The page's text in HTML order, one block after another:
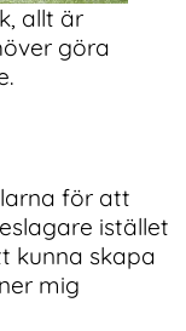
allt är
göra
för att
istället
kunna skapa
mig